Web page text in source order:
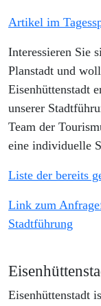
Artikel im
Interessieren Sie
Planstadt und
Eisenhüttenstadt
unserer
Team der
eine individuelle
Liste der bereits
Link zum
Stadtführung
Eisenhüttenstadt